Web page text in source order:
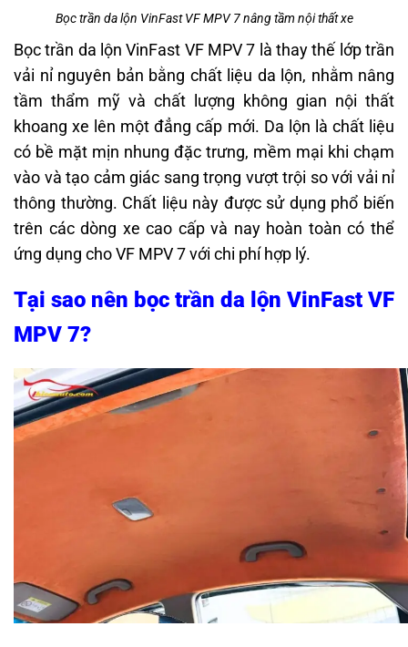
Bọc trần da lộn VinFast VF MPV 7 nâng tầm nội thất xe
Bọc trần da lộn VinFast VF MPV 7 là thay thế lớp trần
vải nỉ nguyên bản bằng chất liệu da lộn, nhằm nâng
tầm thẩm mỹ và chất lượng không gian nội thất
khoang xe lên một đẳng cấp mới. Da lộn là chất liệu
có bề mặt mịn nhung đặc trưng, mềm mại khi chạm
vào và tạo cảm giác sang trọng vượt trội so với vải nỉ
thông thường. Chất liệu này được sử dụng phổ biến
trên các dòng xe cao cấp và nay hoàn toàn có thể
ứng dụng cho VF MPV 7 với chi phí hợp lý.
Tại sao nên bọc trần da lộn VinFast VF
MPV 7?